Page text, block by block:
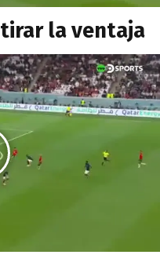
la ventaja